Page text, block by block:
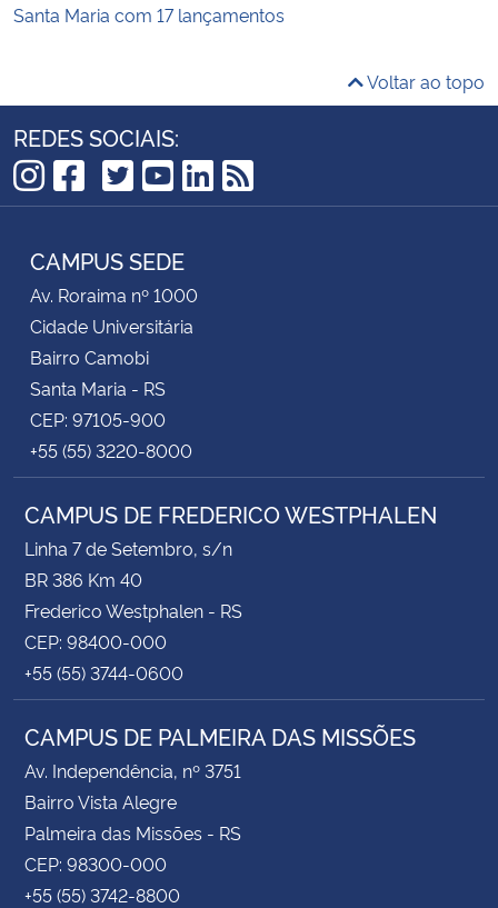
Santa Maria com 17 lançamentos
Voltar ao topo
REDES SOCIAIS:
Instagram
Facebook
TikTok
Twitter
YouTube
LinkedIn
RSS
CAMPUS SEDE
Av. Roraima nº 1000
Cidade Universitária
Bairro Camobi
Santa Maria - RS
CEP: 97105-900
+55 (55) 3220-8000
CAMPUS DE FREDERICO WESTPHALEN
Linha 7 de Setembro, s/n
BR 386 Km 40
Frederico Westphalen - RS
CEP: 98400-000
+55 (55) 3744-0600
CAMPUS DE PALMEIRA DAS MISSÕES
Av. Independência, nº 3751
Bairro Vista Alegre
Palmeira das Missões - RS
CEP: 98300-000
+55 (55) 3742-8800